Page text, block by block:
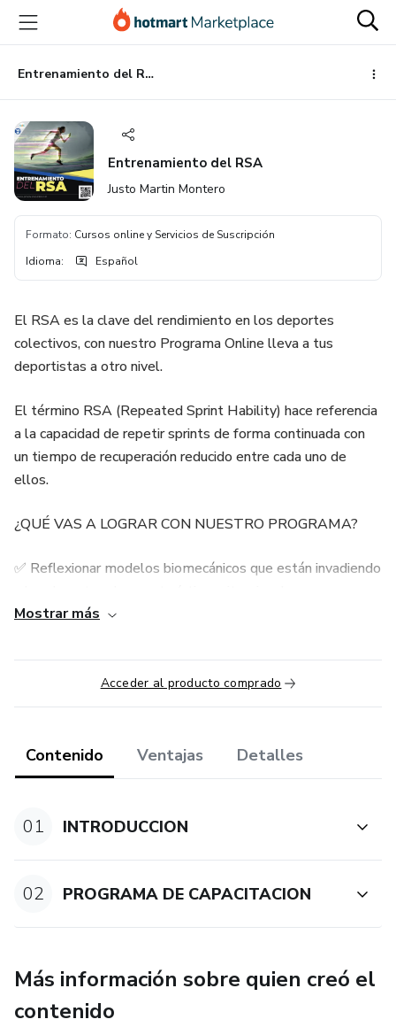
principal
página
de
página
Entrenamiento del RSA
Entrenamiento del RSA
Justo Martin Montero
Formato: Cursos online y Servicios de Suscripción
Idioma: Español
El RSA es la clave del rendimiento en los deportes
colectivos, con nuestro Programa Online lleva a tus
deportistas a otro nivel.
El término RSA (Repeated Sprint Hability) hace referencia
a la capacidad de repetir sprints de forma continuada con
un tiempo de recuperación reducido entre cada uno de
ellos.
¿QUÉ VAS A LOGRAR CON NUESTRO PROGRAMA?
✅ Reflexionar modelos biomecánicos que están invadiendo
la alta intensidad” de rendimiento deportivo en esa área.
✅ Evaluar y prescribir entrenamiento de alta intensidad
Mostrar más
Acceder al producto comprado
Contenido Ventajas Detalles
01 INTRODUCCION
02 PROGRAMA DE CAPACITACION
Más información sobre quien creó el
contenido